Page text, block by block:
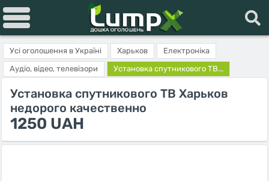
Усі оголошення в Україні Харьков
Електроніка
Аудіо, відео, телевізори
Установка спутникового ТВ...
Установка спутникового ТВ Харьков
недорого качественно
1250 UAH